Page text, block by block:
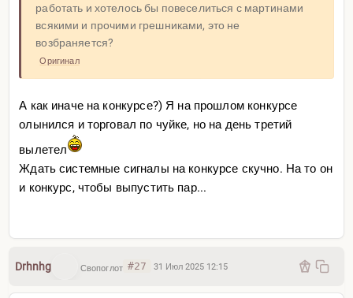
работать и хотелось бы повеселиться с мартинами
всякими и прочими грешниками, это не
возбраняется?
Оригинал
А как иначе на конкурсе?) Я на прошлом конкурсе
олынился и торговал по чуйке, но на день третий
вылетел
Ждать системные сигналы на конкурсе скучно. На то он
и конкурс, чтобы выпустить пар...
Drhnhg Свопоглот #27 31 Июл 2025 12:15